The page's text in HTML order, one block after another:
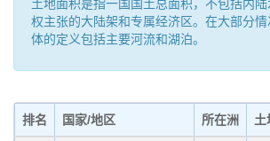
土地面积是指一国国土总面积，不包括内
权主张的大陆架和专属经济区。在大部分
体的定义包括主要河流和湖泊。
排名 国家/地区 所在洲 土